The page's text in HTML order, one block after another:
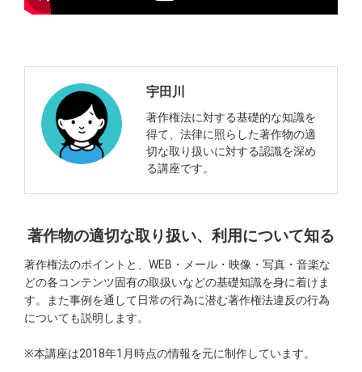
宇田川
著作権法に対する基礎的な知識を
得て、法律に照らした著作物の適
切な取り扱いに対する認識を深め
る講座です。
著作物の適切な取り扱い、利用について知る
著作権法のポイントと、WEB・メール・映像・写真・音楽な
どの各コンテンツ固有の取扱いなどの基礎知識を身に着けま
す。また事例を通して日常の行為に潜む著作権法違反の行為
についても説明します。​
※本講座は2018年1月時点の情報を元に制作しています。